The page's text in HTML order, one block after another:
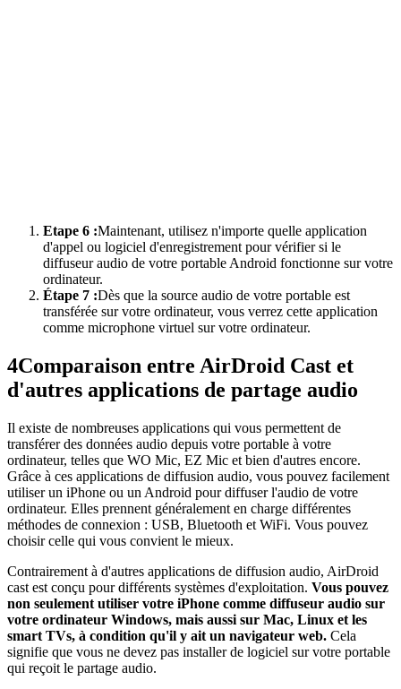
Etape 6 :Maintenant, utilisez n'importe quelle application
d'appel ou logiciel d'enregistrement pour vérifier si le
diffuseur audio de votre portable Android fonctionne sur votre
ordinateur.
Étape 7 :Dès que la source audio de votre portable est
transférée sur votre ordinateur, vous verrez cette application
comme microphone virtuel sur votre ordinateur.
4Comparaison entre AirDroid Cast et
d'autres applications de partage audio
Il existe de nombreuses applications qui vous permettent de
transférer des données audio depuis votre portable à votre
ordinateur, telles que WO Mic, EZ Mic et bien d'autres encore.
Grâce à ces applications de diffusion audio, vous pouvez facilement
utiliser un iPhone ou un Android pour diffuser l'audio de votre
ordinateur. Elles prennent généralement en charge différentes
méthodes de connexion : USB, Bluetooth et WiFi. Vous pouvez
choisir celle qui vous convient le mieux.
Contrairement à d'autres applications de diffusion audio, AirDroid
cast est conçu pour différents systèmes d'exploitation. Vous pouvez
non seulement utiliser votre iPhone comme diffuseur audio sur
votre ordinateur Windows, mais aussi sur Mac, Linux et les
smart TVs, à condition qu'il y ait un navigateur web. Cela
signifie que vous ne devez pas installer de logiciel sur votre portable
qui reçoit le partage audio.